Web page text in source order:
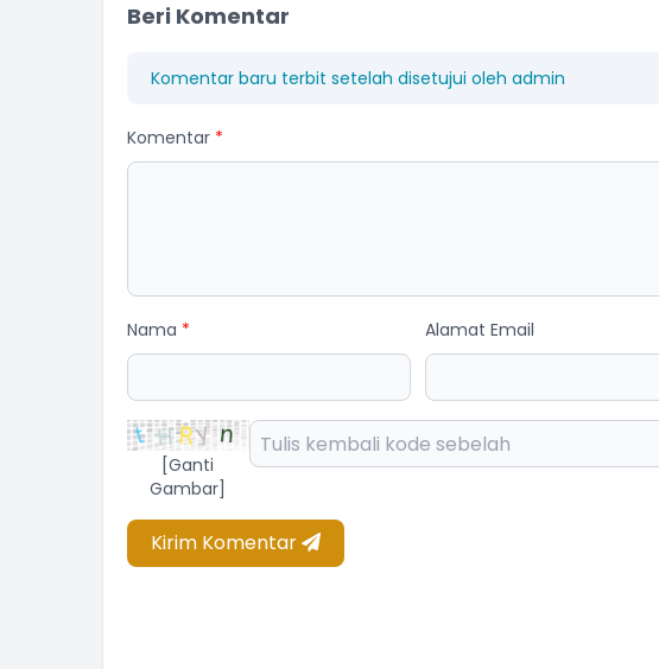
Beri Komentar
Komentar baru terbit setelah disetujui oleh admin
Komentar *
Nama * Alamat Email
[Ganti
Gambar]
Kirim Komentar